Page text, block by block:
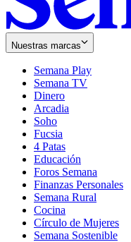
Nuestras marcas
Semana Play
Semana TV
Dinero
Arcadia
Soho
in
new
window
Fucsia
in
new
window
4 Patas
Educación
Foros Semana
Finanzas Personales
Semana Rural
Cocina
Círculo de Mujeres
Semana Sostenible